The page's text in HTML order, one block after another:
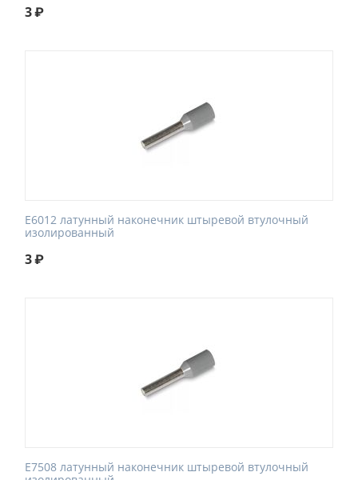
3₽
E6012 латунный наконечник штыревой втулочный
изолированный
3₽
E7508 латунный наконечник штыревой втулочный